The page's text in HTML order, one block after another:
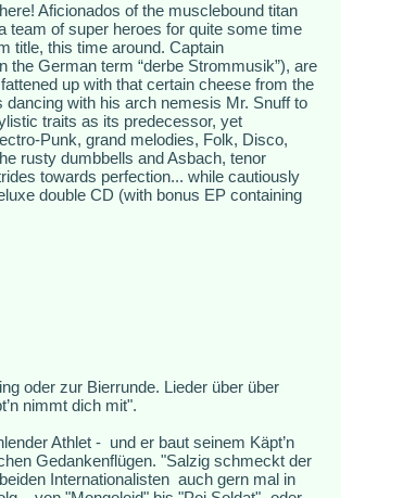
Aficionados of the musclebound titan
team of super heroes for quite some time
title, this time around. Captain
German term “derbe Strommusik”), are
up with that certain cheese from the
with his arch nemesis Mr. Snuff to
traits as its predecessor, yet
Punk, grand melodies, Folk, Disco,
rusty dumbbells and Asbach, tenor
towards perfection... while cautiously
double CD (with bonus EP containing
oder zur Bierrunde. Lieder über über
nimmt dich mit".
Athlet - und er baut seinem Käpt’n
Gedankenflügen. "Salzig schmeckt der
Internationalisten auch gern mal in